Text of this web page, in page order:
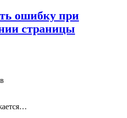
ошибку при
страницы